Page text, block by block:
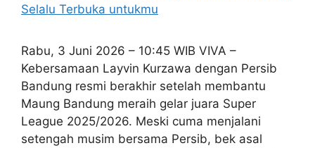
Rabu, 3 Juni 2026 – 10:45 WIB VIVA –
Kebersamaan Layvin Kurzawa dengan Persib
Bandung resmi berakhir setelah membantu
Maung Bandung meraih gelar juara Super
League 2025/2026. Meski cuma menjalani
setengah musim bersama Persib, bek asal